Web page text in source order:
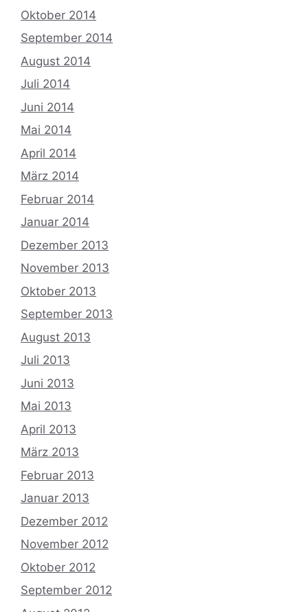
Oktober 2014
September 2014
August 2014
Juli 2014
Juni 2014
Mai 2014
April 2014
März 2014
Februar 2014
Januar 2014
Dezember 2013
November 2013
Oktober 2013
September 2013
August 2013
Juli 2013
Juni 2013
Mai 2013
April 2013
März 2013
Februar 2013
Januar 2013
Dezember 2012
November 2012
Oktober 2012
September 2012